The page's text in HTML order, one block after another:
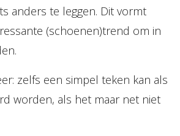
anders te leggen. Dit vormt
(schoenen)trend om in
zelfs een simpel teken kan als
worden, als het maar net niet